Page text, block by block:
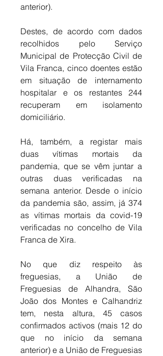
anterior).
Destes, de acordo com dados
recolhidos pelo Serviço
Municipal de Protecção Civil de
Vila Franca, cinco doentes estão
em situação de internamento
hospitalar e os restantes 244
recuperam em isolamento
domiciliário.
Há, também, a registar mais
duas vítimas mortais da
pandemia, que se vêm juntar a
outras duas verificadas na
semana anterior. Desde o início
da pandemia são, assim, já 374
as vítimas mortais da covid-19
verificadas no concelho de Vila
Franca de Xira.
No que diz respeito às
freguesias, a União de
Freguesias de Alhandra, São
João dos Montes e Calhandriz
tem, nesta altura, 45 casos
confirmados activos (mais 12 do
que no início da semana
anterior) e a União de Freguesias